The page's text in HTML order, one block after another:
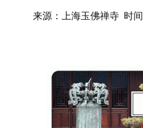
来源：上海玉佛禅寺  时间